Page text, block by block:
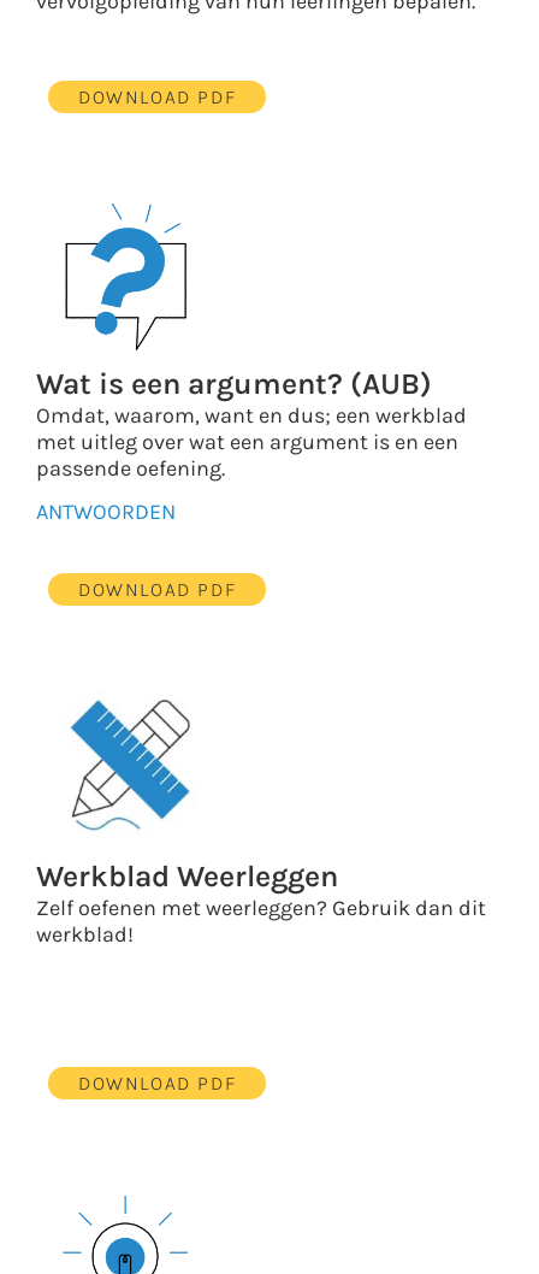
DOWNLOAD PDF
Wat is een argument? (AUB)
Omdat, waarom, want en dus; een werkblad
met uitleg over wat een argument is en een
passende oefening.
ANTWOORDEN
DOWNLOAD PDF
Werkblad Weerleggen
Zelf oefenen met weerleggen? Gebruik dan dit
werkblad!
DOWNLOAD PDF